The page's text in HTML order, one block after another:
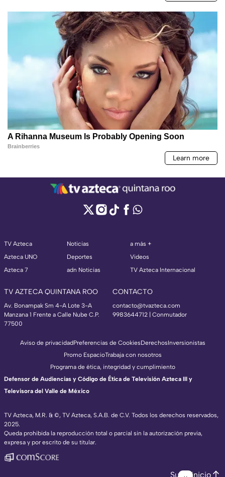
TV Azteca
Azteca UNO
Azteca 7
Noticias
Deportes
adn Noticias
a más +
Videos
TV Azteca Internacional
TV AZTECA QUINTANA ROO
Av. Bonampak Sm 4-A Lote 3-A
Manzana 1 Frente a Calle Nube C.P.
77500
CONTACTO
contacto@tvazteca.com
9983644712 | Conmutador
TV Azteca, M.R. & ©, TV Azteca, S.A.B. de C.V. Todos los derechos reservados,
2025.
Queda prohibida la reproducción total o parcial sin la autorización previa,
expresa y por escrito de su titular.
Aviso de privacidadPreferencias de CookiesDerechosInversionistas
Promo EspacioTrabaja con nosotros
Programa de ética, integridad y cumplimiento
Defensor de Audiencias y Código de Ética de Televisión Azteca III y
Televisora del Valle de México
Subir inicio